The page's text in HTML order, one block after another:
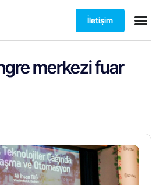
İletişim
merkezi fuar